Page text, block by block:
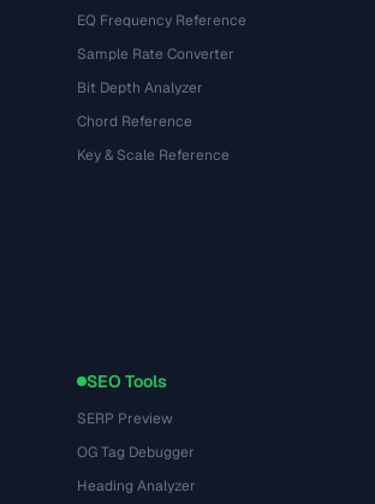
EQ Frequency Reference
Sample Rate Converter
Bit Depth Analyzer
Chord Reference
Key & Scale Reference
SEO Tools
SERP Preview
OG Tag Debugger
Heading Analyzer